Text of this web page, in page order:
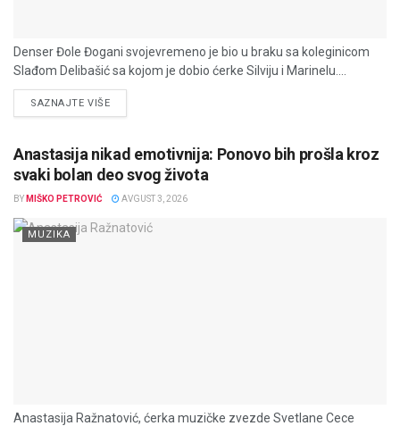
Denser Đole Đogani svojevremeno je bio u braku sa koleginicom
Slađom Delibašić sa kojom je dobio ćerke Silviju i Marinelu....
SAZNAJTE VIŠEDETAILS
Anastasija nikad emotivnija: Ponovo bih prošla kroz
svaki bolan deo svog života
BY MIŠKO PETROVIĆ AVGUST 3, 2026
MUZIKA
Anastasija Ražnatović, ćerka muzičke zvezde Svetlane Cece